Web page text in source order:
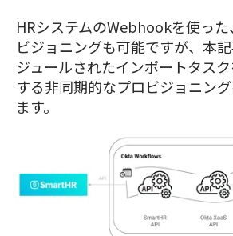
HRシステムのWebhookを使っ
ビジョニングも可能ですが、本
ジュールされたインポートタス
する非同期的なプロビジョニン
ます。